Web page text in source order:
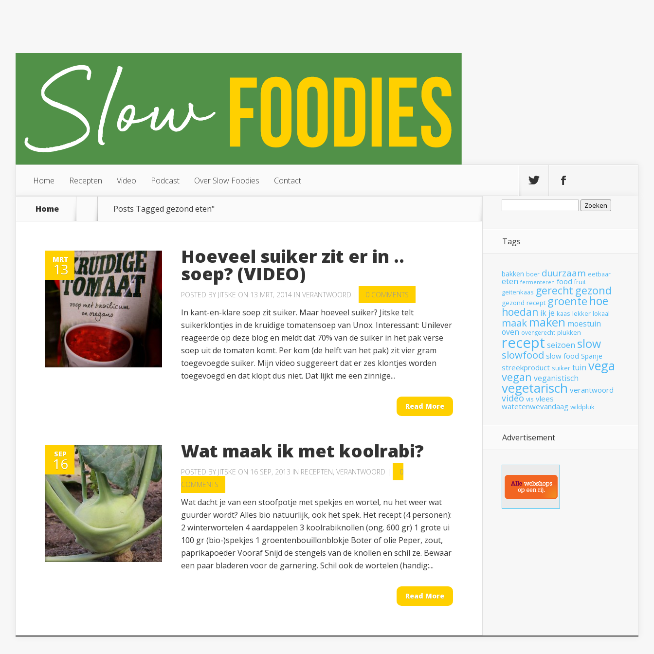
Home Recepten Video Podcast Over Slow Foodies Contact
Home Posts Tagged gezond eten"
MRT
13
Hoeveel suiker zit er in ..
soep? (VIDEO)
POSTED BY JITSKE ON 13 MRT, 2014 IN VERANTWOORD | 0 COMMENTS
In kant-en-klare soep zit suiker. Maar hoeveel suiker? Jitske telt
suikerklontjes in de kruidige tomatensoep van Unox. Interessant: Unilever
reageerde op deze blog en meldt dat 70% van de suiker in het pak verse
soep uit de tomaten komt. Per kom (de helft van het pak) zit vier gram
toegevoegde suiker. Mijn video suggereert dat er zes klontjes worden
toegevoegd en dat klopt dus niet. Dat lijkt me een zinnige...
Read More
SEP
16
Wat maak ik met koolrabi?
POSTED BY JITSKE ON 16 SEP, 2013 IN RECEPTEN, VERANTWOORD |
0
COMMENTS
Wat dacht je van een stoofpotje met spekjes en wortel, nu het weer wat
guurder wordt? Alles bio natuurlijk, ook het spek. Het recept (4 personen):
2 winterwortelen 4 aardappelen 3 koolrabiknollen (ong. 600 gr) 1 grote ui
100 gr (bio-)spekjes 1 groentenbouillonblokje Boter of olie Peper, zout,
paprikapoeder Vooraf Snijd de stengels van de knollen en schil ze. Bewaar
een paar bladeren voor de garnering. Schil ook de wortelen (handig:...
Read More
Zoeken
Tags
bakken boer duurzaam eetbaar
eten fermenteren food fruit
geitenkaas gerecht gezond
gezond recept groente hoe
hoedan ik je kaas lekker lokaal
maak maken moestuin
oven ovengerecht plukken
recept seizoen slow
slowfood slow food Spanje
streekproduct suiker tuin vega
vegan veganistisch
vegetarisch verantwoord
video vis vlees
watetenwevandaag wildpluk
Advertisement